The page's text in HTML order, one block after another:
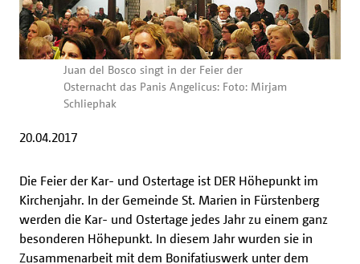
Juan del Bosco singt in der Feier der
Osternacht das Panis Angelicus: Foto: Mirjam
Schliephak
20.04.2017
Die Feier der Kar- und Ostertage ist DER Höhepunkt im
Kirchenjahr. In der Gemeinde St. Marien in Fürstenberg
werden die Kar- und Ostertage jedes Jahr zu einem ganz
besonderen Höhepunkt. In diesem Jahr wurden sie in
Zusammenarbeit mit dem Bonifatiuswerk unter dem